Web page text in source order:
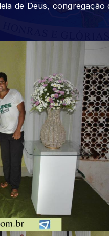
de Deus, congregação